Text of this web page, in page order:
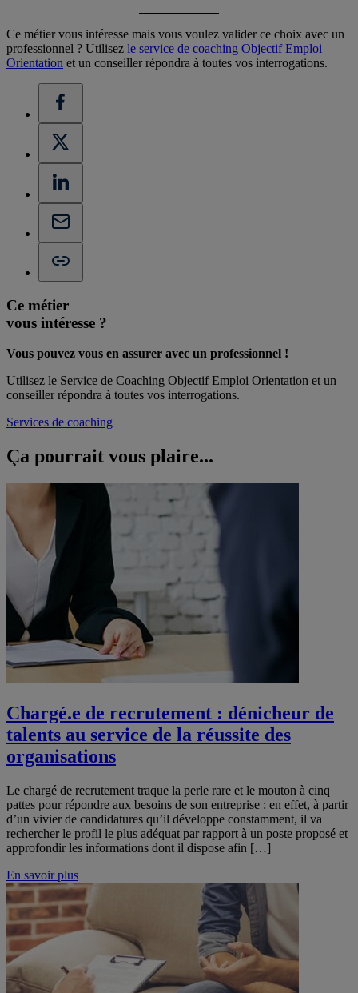
Ce métier vous intéresse mais vous voulez valider ce choix avec un
professionnel ? Utilisez le service de coaching Objectif Emploi
Orientation et un conseiller répondra à toutes vos interrogations.
Ce métier
vous intéresse ?
Vous pouvez vous en assurer avec un professionnel !
Utilisez le Service de Coaching Objectif Emploi Orientation et un
conseiller répondra à toutes vos interrogations.
Services de coaching
Ça pourrait vous plaire...
Chargé.e de recrutement : dénicheur de
talents au service de la réussite des
organisations
Le chargé de recrutement traque la perle rare et le mouton à cinq
pattes pour répondre aux besoins de son entreprise : en effet, à partir
d’un vivier de candidatures qu’il développe constamment, il va
rechercher le profil le plus adéquat par rapport à un poste proposé et
approfondir les informations dont il dispose afin […]
En savoir plus